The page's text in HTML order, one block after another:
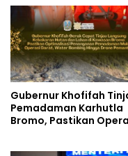
Gubernur Khofifah
Pemadaman Karhutla
Bromo, Pastikan